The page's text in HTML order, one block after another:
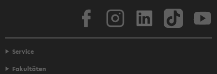
Face­book
Service
Fakultäten